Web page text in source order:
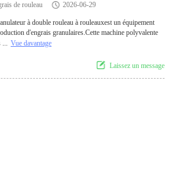
de rouleau
2026-06-29
à double rouleau à rouleauxest un équipement
d'engrais granulaires.Cette machine polyvalente
... Vue davantage
Laissez un message